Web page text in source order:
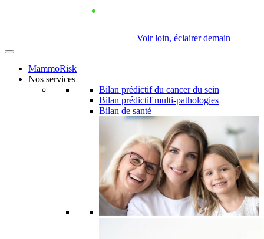
Voir loin, éclairer demain
MammoRisk
Nos services
Bilan prédictif du cancer du sein
Bilan prédictif multi-pathologies
Bilan de santé